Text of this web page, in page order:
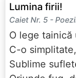
Lumina firii!
Caiet Nr. 5 -
O lege tainică
C-o
Sublime